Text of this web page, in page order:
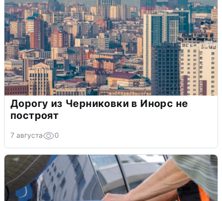
Дорогу из Черниковки в Инорс не
построят
7 августа 0